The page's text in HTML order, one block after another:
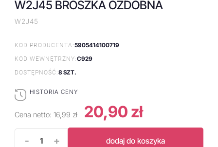
W2J45 BROSZKA OZDOBNA
W2J45
KOD PRODUCENTA:5905414100719
KOD WEWNĘTRZNY:C929
DOSTĘPNOŚĆ:8 SZT.
HISTORIA CENY
Cena netto: 16,99 zł 20,90 zł
- + dodaj do koszyka